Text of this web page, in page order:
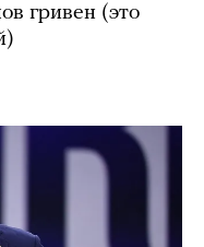
гривен (это